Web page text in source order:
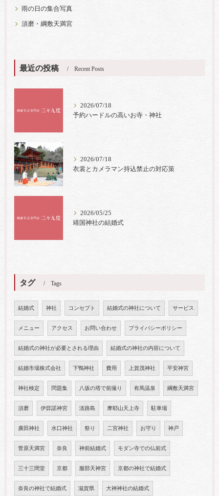
雨の日の集合写真
須磨・綱敷天満宮
最近の投稿 Recent Posts
2026/07/18
予約ハードルの高いお寺・神社
2026/07/18
衣裳とカメラマン持込禁止の対応策
2026/05/25
靖国神社の結婚式
タグ Tags
結婚式 神社 コンセプト 結婚式の神社について サービス
メニュー アクセス お問い合わせ プライバシーポリシー
結婚式の神社が必要とされる理由 結婚式の神社の内容について
結婚市場株式会社 下鴨神社 費用 上賀茂神社 平安神宮
神社検定 問題集 八坂の塔で前撮り 有馬温泉 綱敷天満宮
須磨 伊弉諾神宮 淡路島 摩耶山天上寺 駐車場
廣田神社 水口神社 祭り 二宮神社 お守り 神戸
菅原天満宮 奈良 神前結婚式 モダン寺での仏前式
三十三間堂 京都 服部天神宮 京都の神社で結婚式
奈良の神社で結婚式 滋賀県 大神神社の結婚式